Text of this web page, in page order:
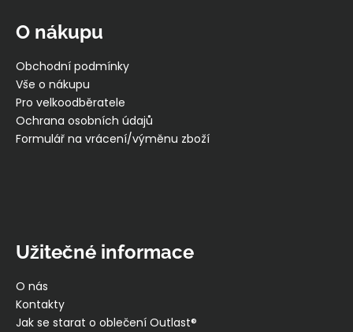
O nákupu
Obchodní podmínky
Vše o nákupu
Pro velkoodběratele
Ochrana osobních údajů
Formulář na vrácení/výměnu zboží
Užitečné informace
O nás
Kontakty
Jak se starat o oblečení Outlast®